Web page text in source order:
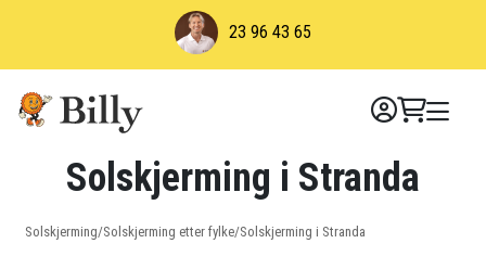
23 96 43 65
Solskjerming i Stranda
Solskjerming/Solskjerming etter fylke/Solskjerming i Stranda